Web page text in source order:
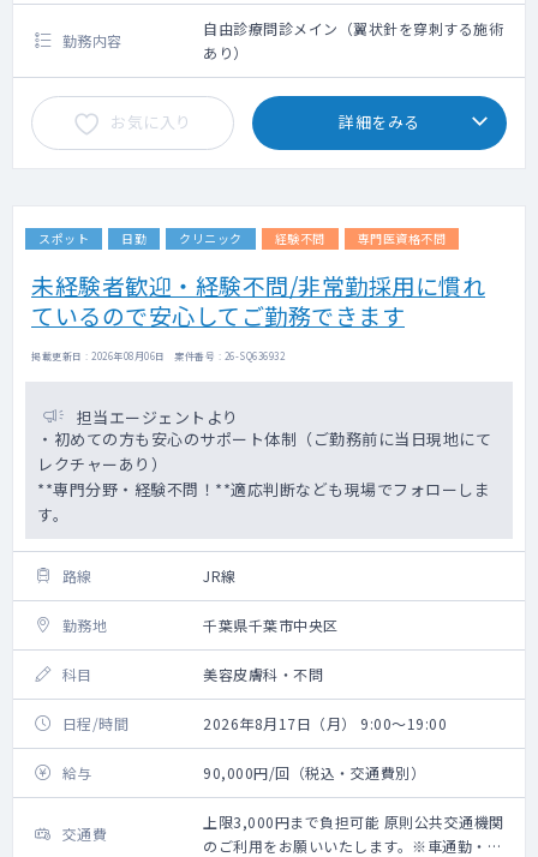
勤務内容
自由診療問診メイン（翼状針を穿刺する施術
あり）
お気に入り 詳細をみる
スポット 日勤 クリニック 経験不問 専門医資格不問
未経験者歓迎・経験不問/非常勤採用に慣れ
ているので安心してご勤務できます
掲載更新日 : 2026年08月06日 案件番号 : 26-SQ636932
担当エージェントより
・初めての方も安心のサポート体制（ご勤務前に当日現地にて
レクチャーあり）
**専門分野・経験不問！**適応判断なども現場でフォローしま
す。
路線 JR線
勤務地 千葉県千葉市中央区
科目 美容皮膚科・不問
日程/時間 2026年8月17日（月） 9:00～19:00
給与 90,000円/回（税込・交通費別）
交通費
上限3,000円まで負担可能 原則公共交通機関
のご利用をお願いいたします。※車通勤・タ